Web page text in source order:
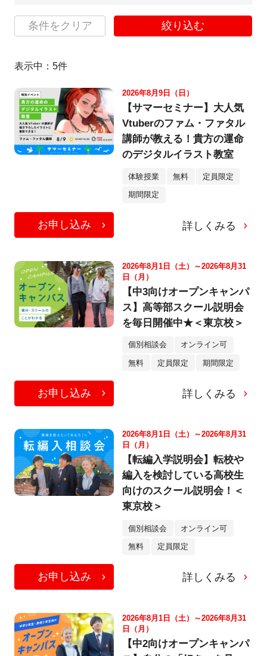
条件をクリア 絞り込む
表示中： 5件
2026年8月9日（日）
【サマーセミナー】大人気
Vtuberのファム・ファタル
講師が教える！貴方の運命
のデジタルイラスト教室
体験授業 無料 定員限定
期間限定
お申し込み 詳しくみる
2026年8月1日（土）～2026年8月31
日（月）
【中3向けオープンキャンパ
ス】高等部スクール説明会
を毎日開催中★＜東京校＞
個別相談会 オンライン可
無料 定員限定 期間限定
お申し込み 詳しくみる
2026年8月1日（土）～2026年8月31
日（月）
【転編入学説明会】転校や
編入を検討している高校生
向けのスクール説明会！＜
東京校＞
個別相談会 オンライン可
無料 定員限定
お申し込み 詳しくみる
2026年8月1日（土）～2026年8月31
日（月）
【中2向けオープンキャンパ